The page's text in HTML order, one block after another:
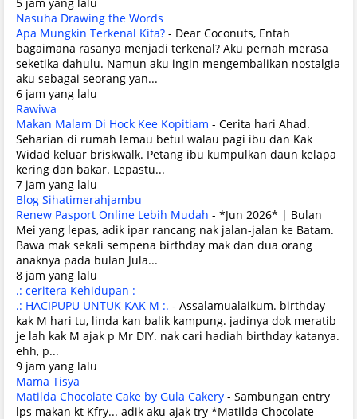
Nasuha Drawing the Words
Apa Mungkin Terkenal Kita? - Dear Coconuts, Entah
bagaimana rasanya menjadi terkenal? Aku pernah merasa
seketika dahulu. Namun aku ingin mengembalikan nostalgia
aku sebagai seorang yan...
6 jam yang lalu
Rawiwa
Makan Malam Di Hock Kee Kopitiam - Cerita hari Ahad.
Seharian di rumah lemau betul walau pagi ibu dan Kak
Widad keluar briskwalk. Petang ibu kumpulkan daun kelapa
kering dan bakar. Lepastu...
7 jam yang lalu
Blog Sihatimerahjambu
Renew Pasport Online Lebih Mudah - *Jun 2026* | Bulan
Mei yang lepas, adik ipar rancang nak jalan-jalan ke Batam.
Bawa mak sekali sempena birthday mak dan dua orang
anaknya pada bulan Jula...
8 jam yang lalu
.: ceritera Kehidupan :
.: HACIPUPU UNTUK KAK M :. - Assalamualaikum. birthday
kak M hari tu, linda kan balik kampung. jadinya dok meratib
je lah kak M ajak p Mr DIY. nak cari hadiah birthday katanya.
ehh, p...
9 jam yang lalu
Mama Tisya
Matilda Chocolate Cake by Gula Cakery - Sambungan entry
lps makan kt Kfry... adik aku ajak try *Matilda Chocolate